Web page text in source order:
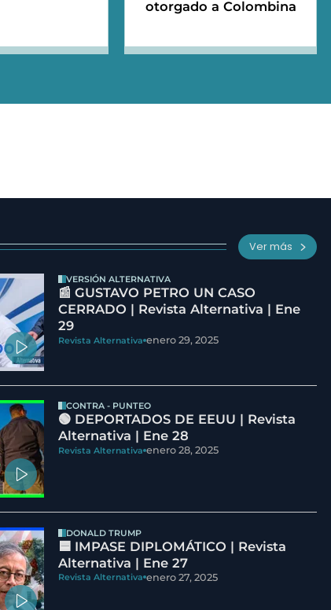
otorgado a Colombina
Ver más
VERSIÓN ALTERNATIVA
📰 GUSTAVO PETRO UN CASO
CERRADO | Revista Alternativa | Ene
29
Revista Alternativa enero 29, 2025
CONTRA - PUNTEO
🟢 DEPORTADOS DE EEUU | Revista
Alternativa | Ene 28
Revista Alternativa enero 28, 2025
DONALD TRUMP
🟦 IMPASE DIPLOMÁTICO | Revista
Alternativa | Ene 27
Revista Alternativa enero 27, 2025